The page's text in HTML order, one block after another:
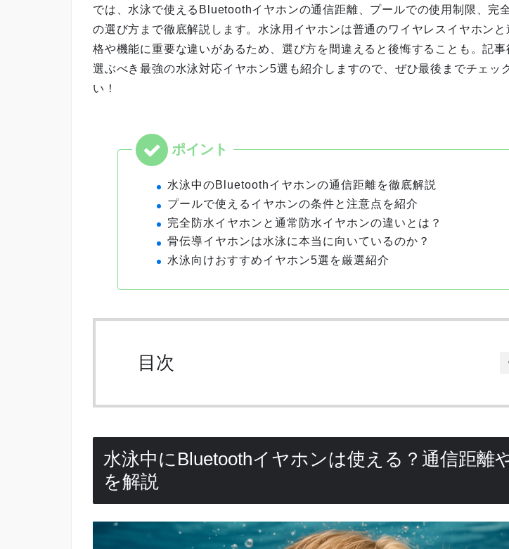
では、水泳で使えるBluetoothイヤホンの通信距離、プールでの使用制限、完
の選び方まで徹底解説します。水泳用イヤホンは普通のワイヤレスイヤホンと
格や機能に重要な違いがあるため、選び方を間違えると後悔することも。記事
選ぶべき最強の水泳対応イヤホン5選も紹介しますので、ぜひ最後までチェッ
い！
水泳中のBluetoothイヤホンの通信距離を徹底解説
プールで使えるイヤホンの条件と注意点を紹介
完全防水イヤホンと通常防水イヤホンの違いとは？
骨伝導イヤホンは水泳に本当に向いているのか？
水泳向けおすすめイヤホン5選を厳選紹介
目次
水泳中にBluetoothイヤホンは使える？通信距離
を解説